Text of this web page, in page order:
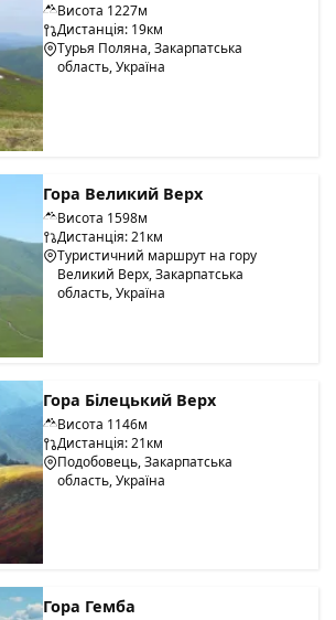
Висота 1227м
Дистанція: 19км
Турья Поляна, Закарпатська
область, Україна
Гора Великий Верх
Висота 1598м
Дистанція: 21км
Туристичний маршрут на гору
Великий Верх, Закарпатська
область, Україна
Гора Білецький Верх
Висота 1146м
Дистанція: 21км
Подобовець, Закарпатська
область, Україна
Гора Гемба